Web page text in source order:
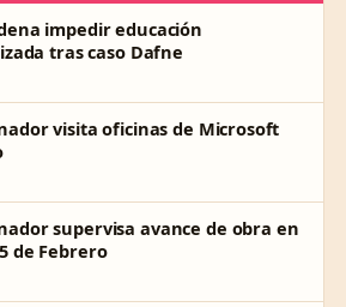
impedir educación
tras caso Dafne
visita oficinas de Microsoft
supervisa avance de obra en
de Febrero